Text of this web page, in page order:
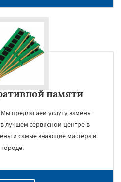
памяти
предлагаем услугу замены
лучшем сервисном центре в
и самые знающие мастера в
городе.
×